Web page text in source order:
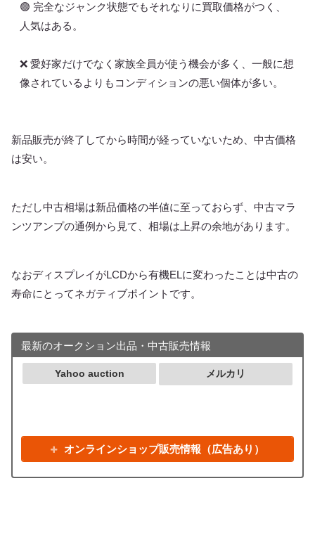
🟢 完全なジャンク状態でもそれなりに買取価格がつく、
人気はある。
❌ 愛好家だけでなく家族全員が使う機会が多く、一般に想
像されているよりもコンディションの悪い個体が多い。
新品販売が終了してから時間が経っていないため、中古価格
は安い。
ただし中古相場は新品価格の半値に至っておらず、中古マラ
ンツアンプの通例から見て、相場は上昇の余地があります。
なおディスプレイがLCDから有機ELに変わったことは中古の
寿命にとってネガティブポイントです。
最新のオークション出品・中古販売情報
Yahoo auction メルカリ
オンラインショップ販売情報（広告あり）